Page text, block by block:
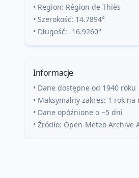
• Region: Région de Thiès
• Szerokość: 14.7894°
• Długość: -16.9260°
Informacje
• Dane dostępne od 1940 roku
• Maksymalny zakres: 1 rok na
• Dane opóźnione o ~5 dni
• Źródło: Open-Meteo Archive